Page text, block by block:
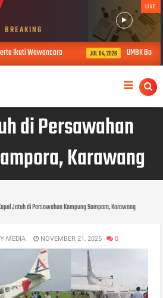
BREAKING
LIVE
Wawancara JUL 04, 2026 UMBK Borong Gol,
di Persawahan
Karawang
Jatuh di Persawahan Kampung Sampora, Karawang
MEDIA NOVEMBER 21, 2025 0